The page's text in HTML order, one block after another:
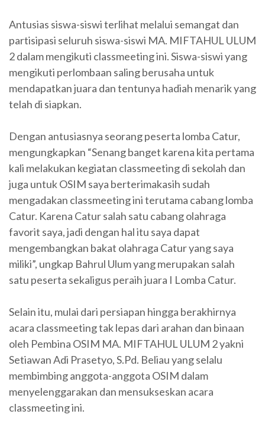
Antusias siswa-siswi terlihat melalui semangat dan
partisipasi seluruh siswa-siswi MA. MIFTAHUL ULUM
2 dalam mengikuti classmeeting ini. Siswa-siswi yang
mengikuti perlombaan saling berusaha untuk
mendapatkan juara dan tentunya hadiah menarik yang
telah di siapkan.
Dengan antusiasnya seorang peserta lomba Catur,
mengungkapkan “Senang banget karena kita pertama
kali melakukan kegiatan classmeeting di sekolah dan
juga untuk OSIM saya berterimakasih sudah
mengadakan classmeeting ini terutama cabang lomba
Catur. Karena Catur salah satu cabang olahraga
favorit saya, jadi dengan hal itu saya dapat
mengembangkan bakat olahraga Catur yang saya
miliki”, ungkap Bahrul Ulum yang merupakan salah
satu peserta sekaligus peraih juara I Lomba Catur.
Selain itu, mulai dari persiapan hingga berakhirnya
acara classmeeting tak lepas dari arahan dan binaan
oleh Pembina OSIM MA. MIFTAHUL ULUM 2 yakni
Setiawan Adi Prasetyo, S.Pd. Beliau yang selalu
membimbing anggota-anggota OSIM dalam
menyelenggarakan dan mensukseskan acara
classmeeting ini.